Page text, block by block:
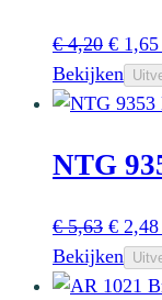
€4,20
prijs
was:
€ 1,65
Bekijken
NTG
€5,63
prijs
was:
€ 2,48
Bekijken